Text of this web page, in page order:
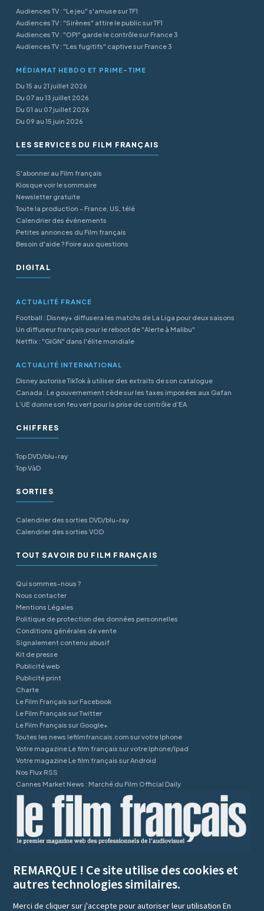
Audiences TV : "Le jeu" s'amuse sur TF1
Audiences TV : "Sirènes" attire le public sur TF1
Audiences TV : "OPJ" garde le contrôle sur France 3
Audiences TV : "Les fugitifs" captive sur France 3
MÉDIAMAT HEBDO ET PRIME-TIME
Du 15 au 21 juillet 2026
Du 07 au 13 juillet 2026
Du 01 au 07 juillet 2026
Du 09 au 15 juin 2026
LES SERVICES DU FILM FRANÇAIS
S'abonner au Film français
Kiosque voir le sommaire
Newsletter gratuite
Toute la production - France, US, télé
Calendrier des événements
Petites annonces du Film français
Besoin d'aide ? Foire aux questions
DIGITAL
ACTUALITÉ FRANCE
Football : Disney+ diffusera les matchs de La Liga pour deux saisons
Un diffuseur français pour le reboot de "Alerte à Malibu"
Netflix : "GIGN" dans l'élite mondiale
ACTUALITÉ INTERNATIONAL
Disney autorise TikTok à utiliser des extraits de son catalogue
Canada : Le gouvernement cède sur les taxes imposées aux Gafan
L’UE donne son feu vert pour la prise de contrôle d’EA
CHIFFRES
Top DVD/blu-ray
Top VàD
SORTIES
Calendrier des sorties DVD/blu-ray
Calendrier des sorties VOD
TOUT SAVOIR DU FILM FRANÇAIS
Qui sommes-nous ?
Nous contacter
Mentions Légales
Politique de protection des données personnelles
Conditions générales de vente
Signalement contenu abusif
Kit de presse
Publicité web
Publicité print
Charte
Le Film Français sur Facebook
Le Film Français sur Twitter
Le Film Français sur Google+
Toutes les news lefilmfrancais.com sur votre Iphone
Votre magazine Le film français sur votre Iphone/Ipad
Votre magazine Le film français sur Android
Nos Flux RSS
Cannes Market News : Marché du Film Official Daily
REMARQUE ! Ce site utilise des cookies et
autres technologies similaires.
Merci de cliquer sur j'accepte pour autoriser leur utilisationEn